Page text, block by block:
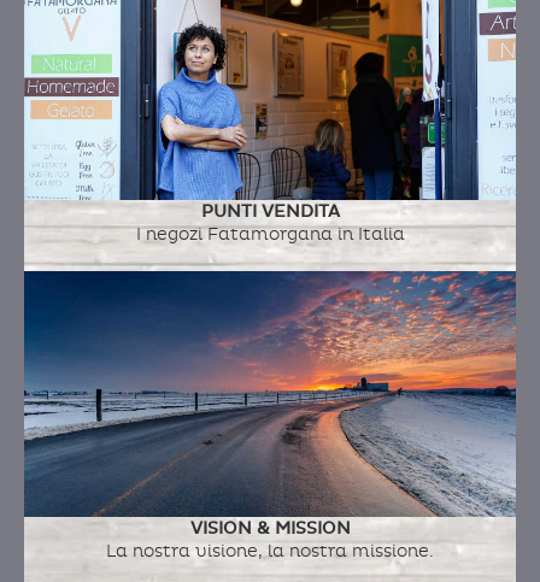
PUNTI VENDITA
I negozi Fatamorgana in Italia
VISION & MISSION
La nostra visione, la nostra missione.